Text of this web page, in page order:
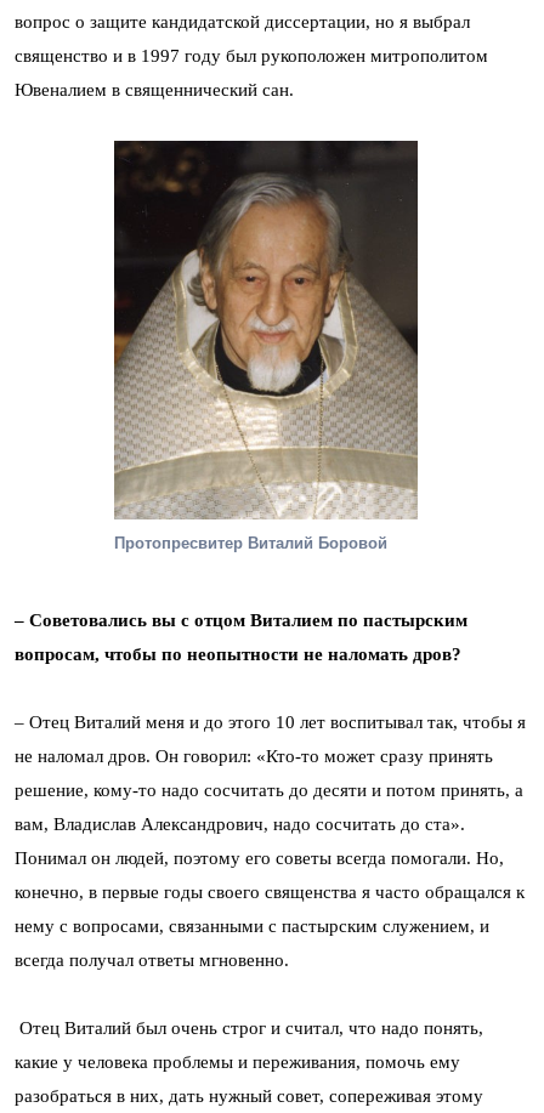
вопрос о защите кандидатской диссертации, но я выбрал
священство и в 1997 году был рукоположен митрополитом
Ювеналием в священнический сан.
Протопресвитер Виталий Боровой
– Советовались вы с отцом Виталием по пастырским
вопросам, чтобы по неопытности не наломать дров?
– Отец Виталий меня и до этого 10 лет воспитывал так, чтобы я
не наломал дров. Он говорил: «Кто-то может сразу принять
решение, кому-то надо сосчитать до десяти и потом принять, а
вам, Владислав Александрович, надо сосчитать до ста».
Понимал он людей, поэтому его советы всегда помогали. Но,
конечно, в первые годы своего священства я часто обращался к
нему с вопросами, связанными с пастырским служением, и
всегда получал ответы мгновенно.
Отец Виталий был очень строг и считал, что надо понять,
какие у человека проблемы и переживания, помочь ему
разобраться в них, дать нужный совет, сопереживая этому